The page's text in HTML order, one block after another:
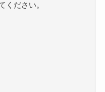
ください。